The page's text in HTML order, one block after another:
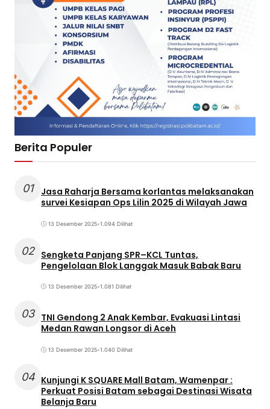
Berita Populer
01
Jasa Raharja Bersama korlantas melaksanakan
survei Kesiapan Ops Lilin 2025 di Wilayah Jawa
13 Desember 2025•1.094 Dilihat
02 Sengketa Panjang SPR–KCL Tuntas,
Pengelolaan Blok Langgak Masuk Babak Baru
13 Desember 2025•1.081 Dilihat
03 TNI Gendong 2 Anak Kembar, Evakuasi Lintasi
Medan Rawan Longsor di Aceh
13 Desember 2025•1.040 Dilihat
04 Kunjungi K SQUARE Mall Batam, Wamenpar :
Perkuat Posisi Batam sebagai Destinasi Wisata
Belanja Baru